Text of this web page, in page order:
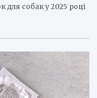
собак у 2025 році